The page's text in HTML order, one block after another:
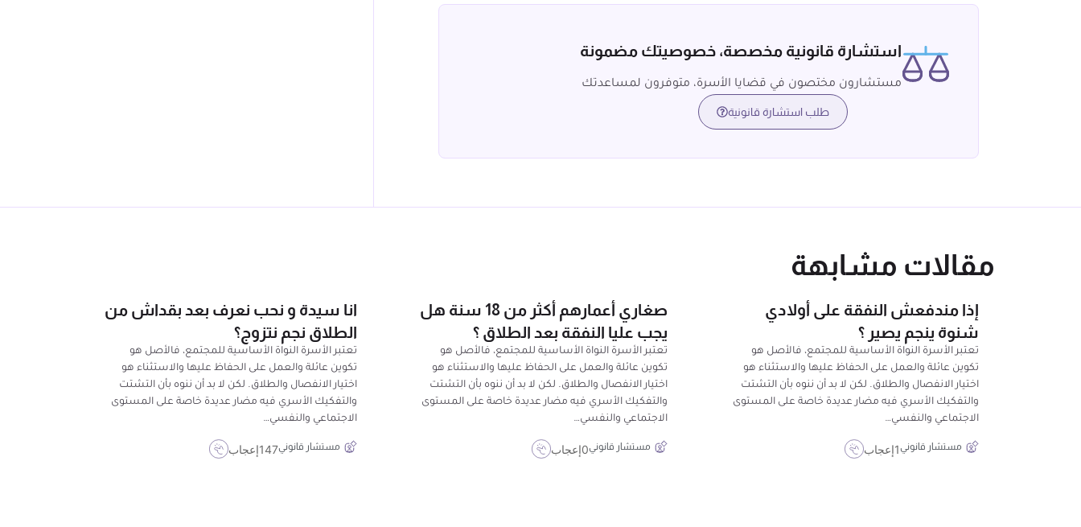
استشارة قانونية مخصصة، خصوصيتك مضمونة
مستشارون مختصون في قضايا الأسرة، متوفرون لمساعدتك
طلب استشارة قانونية
مقالات مشابهة
إذا مندفعش النفقة على أولادي
شنوة ينجم يصير ؟
تعتبر الأسرة النواة الأساسية للمجتمع، فالأصل هو
تكوين عائلة والعمل على الحفاظ عليها والاستثناء هو
اختيار الانفصال والطلاق. لكن لا بد أن ننوه بأن التشتت
والتفكيك الأسري فيه مضار عديدة خاصة على المستوى
الاجتماعي والنفسي…
مستشار قانوني إعجاب1
صغاري أعمارهم أكثر من 18 سنة هل
يجب عليا النفقة بعد الطلاق ؟
تعتبر الأسرة النواة الأساسية للمجتمع، فالأصل هو
تكوين عائلة والعمل على الحفاظ عليها والاستثناء هو
اختيار الانفصال والطلاق. لكن لا بد أن ننوه بأن التشتت
والتفكيك الأسري فيه مضار عديدة خاصة على المستوى
الاجتماعي والنفسي…
مستشار قانوني إعجاب0
انا سيدة و نحب نعرف بعد بقداش من
الطلاق نجم نتزوج؟
تعتبر الأسرة النواة الأساسية للمجتمع، فالأصل هو
تكوين عائلة والعمل على الحفاظ عليها والاستثناء هو
اختيار الانفصال والطلاق. لكن لا بد أن ننوه بأن التشتت
والتفكيك الأسري فيه مضار عديدة خاصة على المستوى
الاجتماعي والنفسي…
مستشار قانوني إعجاب147